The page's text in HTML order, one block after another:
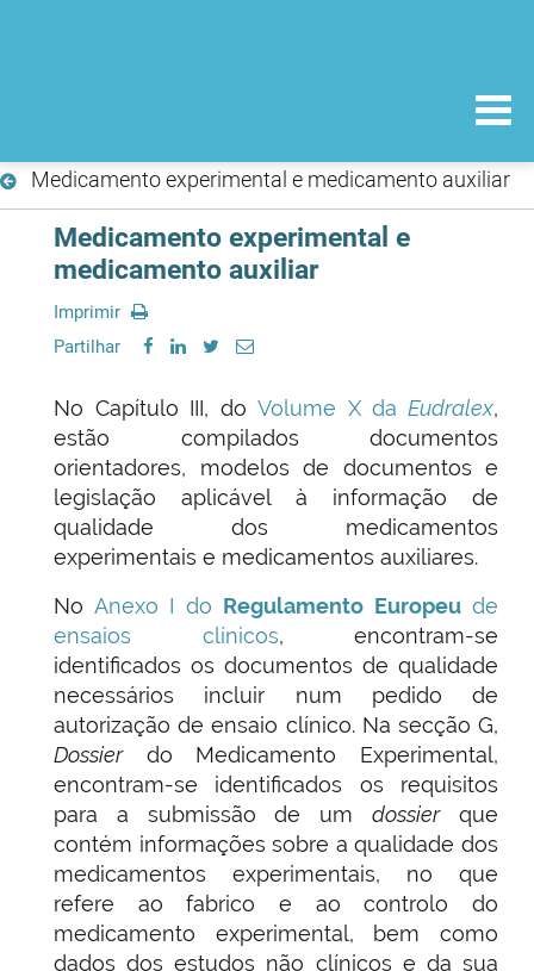
Medicamento experimental e medicamento auxiliar
Medicamento experimental e
medicamento auxiliar
Imprimir
Partilhar
No Capítulo III, do Volume X da Eudralex,
estão compilados documentos
orientadores, modelos de documentos e
legislação aplicável à informação de
qualidade dos medicamentos
experimentais e medicamentos auxiliares.
No Anexo I do Regulamento Europeude
ensaios clínicos, encontram-se
identificados os documentos de qualidade
necessários incluir num pedido de
autorização de ensaio clínico. Na secção G,
Dossierdo Medicamento Experimental,
encontram-se identificados os requisitos
para a submissão de umdossierque
contém informações sobre a qualidade dos
medicamentos experimentais, no que
refere ao fabrico e ao controlo do
medicamento experimental, bem como
dados dos estudos não clínicos e da sua